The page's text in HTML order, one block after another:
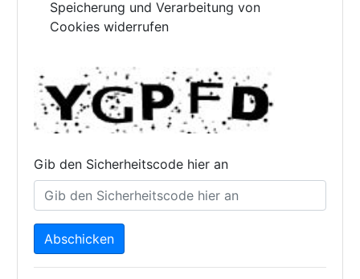
Speicherung und Verarbeitung von
Cookies widerrufen
Gib den Sicherheitscode hier an
Abschicken